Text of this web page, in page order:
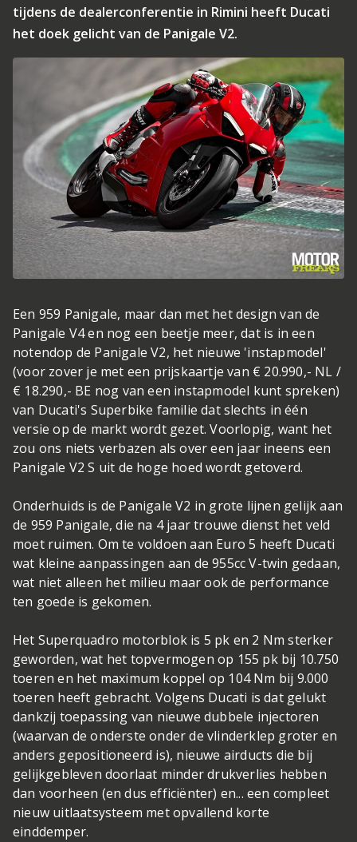
tijdens de dealerconferentie in Rimini heeft Ducati
het doek gelicht van de Panigale V2.
Een 959 Panigale, maar dan met het design van de
Panigale V4 en nog een beetje meer, dat is in een
notendop de Panigale V2, het nieuwe 'instapmodel'
(voor zover je met een prijskaartje van € 20.990,- NL /
€ 18.290,- BE nog van een instapmodel kunt spreken)
van Ducati's Superbike familie dat slechts in één
versie op de markt wordt gezet. Voorlopig, want het
zou ons niets verbazen als over een jaar ineens een
Panigale V2 S uit de hoge hoed wordt getoverd.
Onderhuids is de Panigale V2 in grote lijnen gelijk aan
de 959 Panigale, die na 4 jaar trouwe dienst het veld
moet ruimen. Om te voldoen aan Euro 5 heeft Ducati
wat kleine aanpassingen aan de 955cc V-twin gedaan,
wat niet alleen het milieu maar ook de performance
ten goede is gekomen.
Het Superquadro motorblok is 5 pk en 2 Nm sterker
geworden, wat het topvermogen op 155 pk bij 10.750
toeren en het maximum koppel op 104 Nm bij 9.000
toeren heeft gebracht. Volgens Ducati is dat gelukt
dankzij toepassing van nieuwe dubbele injectoren
(waarvan de onderste onder de vlinderklep groter en
anders gepositioneerd is), nieuwe airducts die bij
gelijkgebleven doorlaat minder drukverlies hebben
dan voorheen (en dus efficiënter) en... een compleet
nieuw uitlaatsysteem met opvallend korte
einddemper.